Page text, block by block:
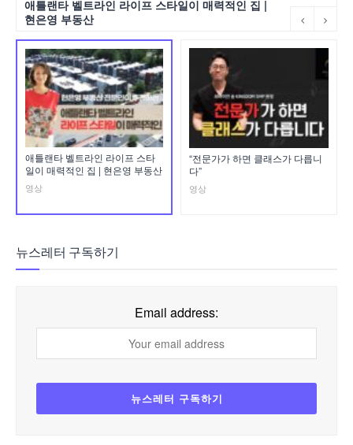
애틀랜타 벨트라인 라이프 스타일이 매력적인 집 |
현은영 부동산
애틀랜타 벨트라인 라이프 스타
일이 매력적인 집 | 현은영 부동산
영상
“전문가가 하면 클래스가 다릅니
다”
영상
뉴스레터 구독하기
Email address: